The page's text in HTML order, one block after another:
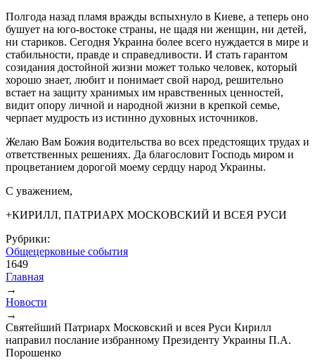
Полгода назад пламя вражды вспыхнуло в Киеве, а теперь оно
бушует на юго-востоке страны, не щадя ни женщин, ни детей,
ни стариков. Сегодня Украина более всего нуждается в мире и
стабильности, правде и справедливости. И стать гарантом
созидания достойной жизни может только человек, который
хорошо знает, любит и понимает свой народ, решительно
встает на защиту хранимых им нравственных ценностей,
видит опору личной и народной жизни в крепкой семье,
черпает мудрость из истинно духовных источников.
Желаю Вам Божия водительства во всех предстоящих трудах и
ответственных решениях. Да благословит Господь миром и
процветанием дорогой моему сердцу народ Украины.
С уважением,
+КИРИЛЛ, ПАТРИАРХ МОСКОВСКИЙ И ВСЕЯ РУСИ
Рубрики:
Общецерковные события
1649
Вы здесь
Главная
→
Новости
→
Святейший Патриарх Московский и всея Руси Кирилл
направил послание избранному Президенту Украины П.А.
Порошенко